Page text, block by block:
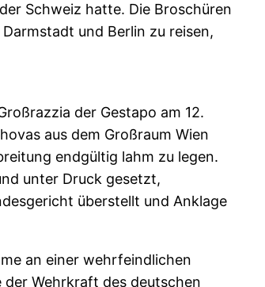
Schweiz hatte. Die Broschüren
und Berlin zu reisen,
der Gestapo am 12.
aus dem Großraum Wien
endgültig lahm zu legen.
unter Druck gesetzt,
überstellt und Anklage
an einer wehrfeindlichen
Wehrkraft des deutschen